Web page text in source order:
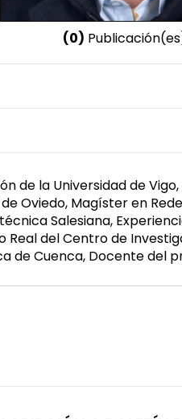
(0)
Masculino
de la Universidad de
Oviedo, Magíster en
Salesiana,
del Centro de
de Cuenca, Docente del